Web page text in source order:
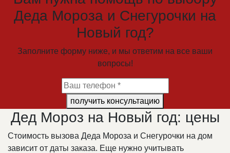
Деда Мороза и Снегурочки на
Новый год?
Заполните форму ниже, и мы ответим на все ваши
вопросы!
получить консультацию
Дед Мороз на Новый год: цены
Стоимость вызова Деда Мороза и Снегурочки на дом
зависит от даты заказа. Еще нужно учитывать